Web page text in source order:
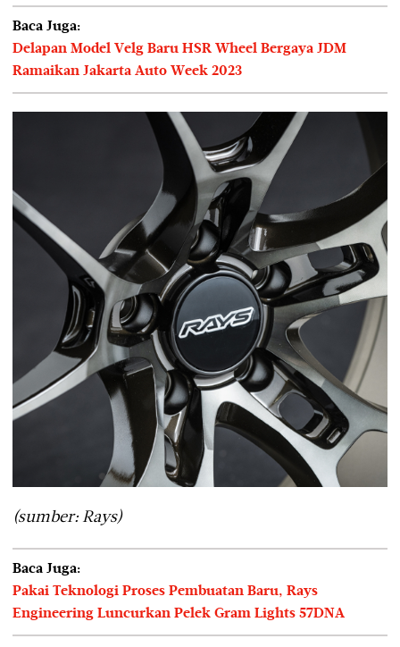
Baca Juga:
Delapan Model Velg Baru HSR Wheel Bergaya JDM
Ramaikan Jakarta Auto Week 2023
(sumber: Rays)
Baca Juga:
Pakai Teknologi Proses Pembuatan Baru, Rays
Engineering Luncurkan Pelek Gram Lights 57DNA